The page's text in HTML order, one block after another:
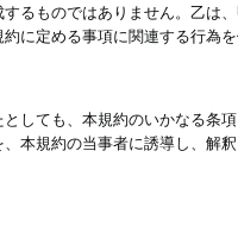
るものではありません。乙は
に定める事項に関連する行為
しても、本規約のいかなる条
本規約の当事者に誘導し、解